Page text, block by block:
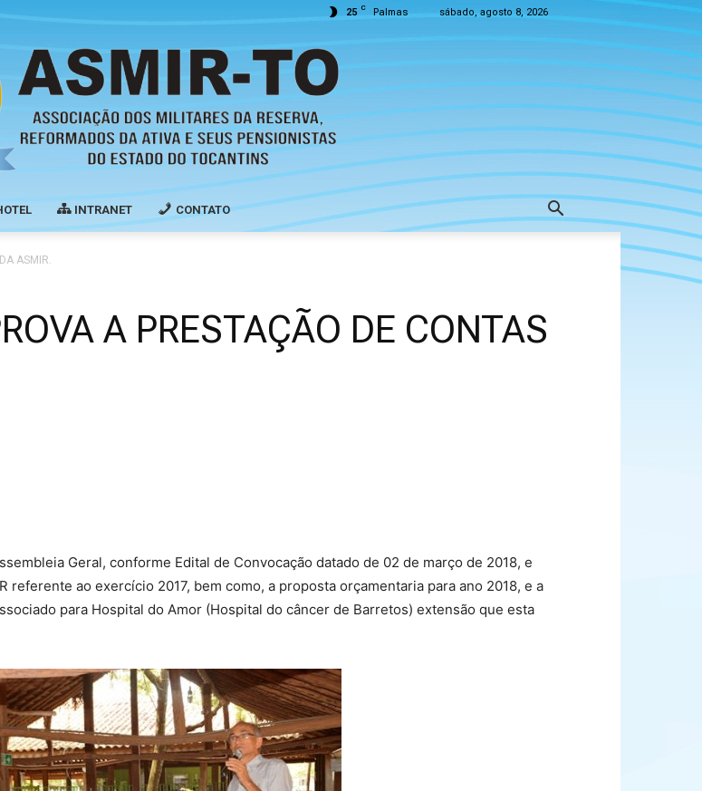
25 C Palmas sábado, agosto 8, 2026
Reserva,
INTRANET CONTATO
ASMIR.
A PRESTAÇÃO DE CONTAS
Geral, conforme Edital de Convocação datado de 02 de março de 2018, e
referente ao exercício 2017, bem como, a proposta orçamentaria para ano 2018, e a
para Hospital do Amor (Hospital do câncer de Barretos) extensão que esta